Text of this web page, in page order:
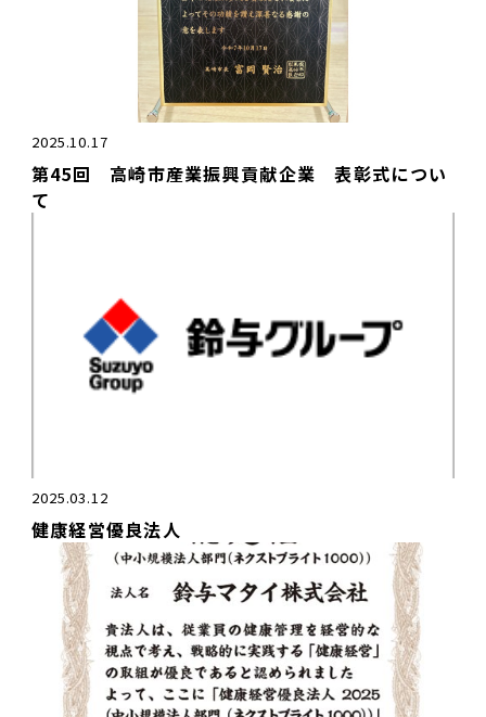
2025.10.17
第45回 高崎市産業振興貢献企業 表彰式につい
て
2025.03.12
健康経営優良法人